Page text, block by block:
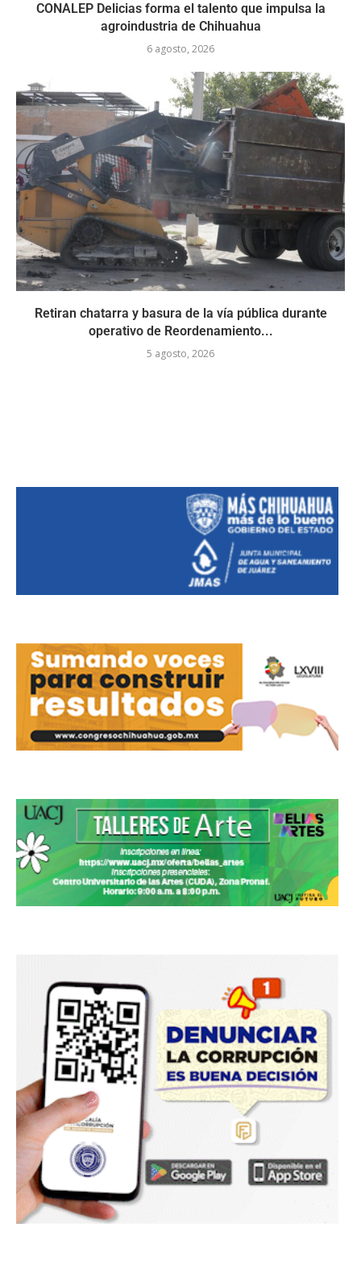
CONALEP Delicias forma el talento que impulsa la
agroindustria de Chihuahua
6 agosto, 2026
Retiran chatarra y basura de la vía pública durante
operativo de Reordenamiento...
5 agosto, 2026